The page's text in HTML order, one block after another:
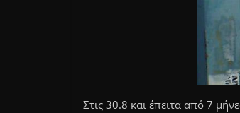
Στις 30.8 και έπειτα από 7